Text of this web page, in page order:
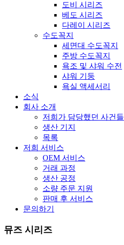
도비 시리즈
베도 시리즈
다레이 시리즈
수도꼭지
세면대 수도꼭지
주방 수도꼭지
욕조 및 샤워 수전
샤워 기둥
욕실 액세서리
소식
회사 소개
저희가 담당했던 사건들
생산 기지
목록
저희 서비스
OEM 서비스
거래 과정
생산 공정
소량 주문 지원
판매 후 서비스
문의하기
뮤즈 시리즈